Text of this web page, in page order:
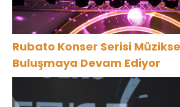
Rubato Konser Serisi
Buluşmaya Devam Ediyor